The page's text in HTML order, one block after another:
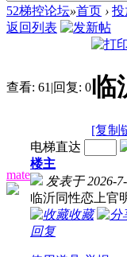
52梯控论坛»首页 › 投
返回列表
查看: 61 |回复: 0临
[复制
mate
电梯直达
楼主
发表于 2026-
临沂同性恋上官
收藏
回复